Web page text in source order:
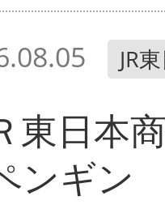
JR
東日本
ンギン